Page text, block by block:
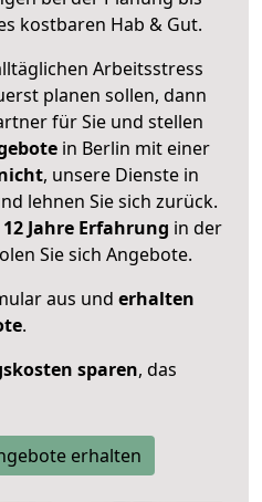
kostbaren Hab & Gut.
Arbeitsstress
planen sollen, dann
für Sie und stellen
in Berlin mit einer
, unsere Dienste in
lehnen Sie sich zurück.
Jahre Erfahrung in der
Sie sich Angebote.
aus und erhalten
.
sparen, das
erhalten